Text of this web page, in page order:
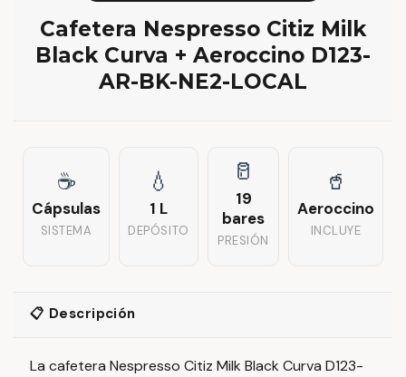
Cafetera Nespresso Citiz Milk
Black Curva + Aeroccino D123-
AR-BK-NE2-LOCAL
☕
Cápsulas
SISTEMA
💧
1 L
DEPÓSITO
🥛
19
bares
PRESIÓN
🥤
Aeroccino
INCLUYE
📋 Descripción
La cafetera Nespresso Citiz Milk Black Curva D123-